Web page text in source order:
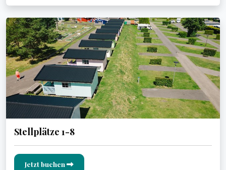
Stellplätze 1-8
Jetzt buchen